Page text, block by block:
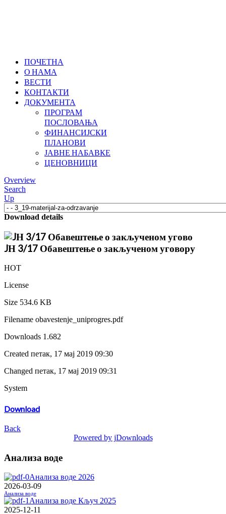
ПОЧЕТНА
О НАМА
ВЕСТИ
КОНТАКТИ
ДОКУМЕНТА
ПРОГРАМ
ПОСЛОВАЊА
ФИНАНСИЈСКИ
ПЛАНОВИ
ЈАВНЕ НАБАВКЕ
ЦЕНОВНИЦИ
Overview
Search
Up
Download details
JН 3/17 Обавештење о закљученом уговору
HOT
License
Size 534.6 KB
Filename obavestenje_uniprogres.pdf
Downloads 1.682
Created петак, 17 мај 2019 09:30
Changed петак, 17 мај 2019 09:31
System
Download
Back
Powered by jDownloads
Анализа воде
Анализа воде 2026
2026-03-09
Анализа воде
Анализа воде Кључ 2025
2025-12-11